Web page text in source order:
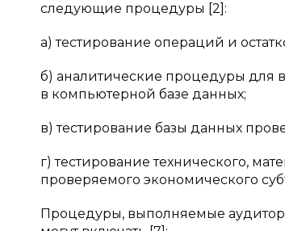
следующие процедуры [2]:
а) тестирование операций и
б) аналитические процедуры для
в компьютерной базе данных;
в) тестирование базы данных
г) тестирование технического,
проверяемого экономического
Процедуры, выполняемые